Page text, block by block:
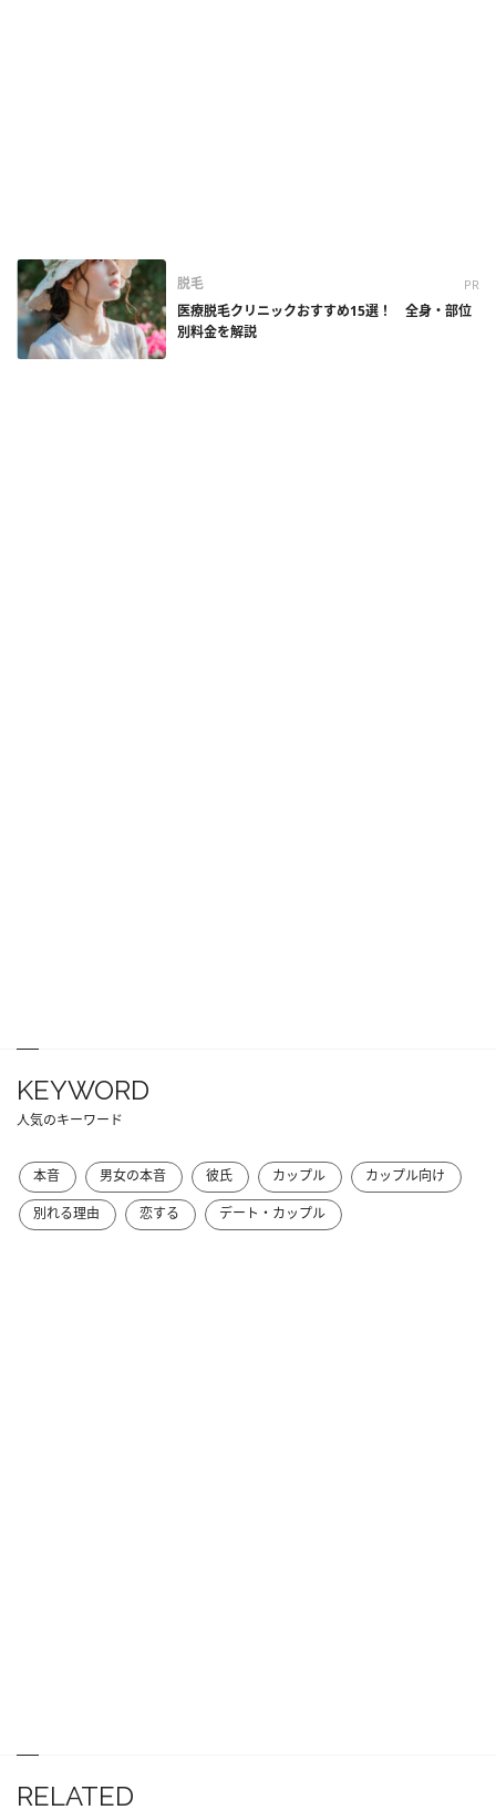
脱毛 PR
医療脱毛クリニックおすすめ15選！ 全身・部位
別料金を解説
KEYWORD
人気のキーワード
本音 男女の本音 彼氏 カップル
カップル向け
別れる理由
恋する デート・カップル
RELATED